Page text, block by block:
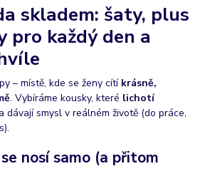
skladem: šaty, plus
pro každý den a
– místě, kde se ženy cítí krásně,
. Vybíráme kousky, které lichotí
dávají smysl v reálném životě (do práce,
nosí samo (a přitom